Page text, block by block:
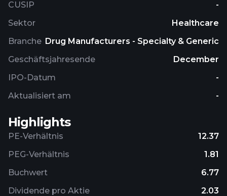
biodevices, genetic tests, and precision animal
health. It markets its products to veterinarians,
has collaborated with Blacksmith Medicines, Inc. to
discover and develop novel antibiotics for animal
headquartered in Parsippany, New Jersey.
CUSIP
-
Sektor
Healthcare
Branche Drug Manufacturers - Specialty & Generic
Geschäftsjahresende
December
IPO-Datum
-
Aktualisiert am
-
Highlights
PE-Verhältnis
12.37
PEG-Verhältnis
1.81
Buchwert
6.77
Dividende pro Aktie
2.03